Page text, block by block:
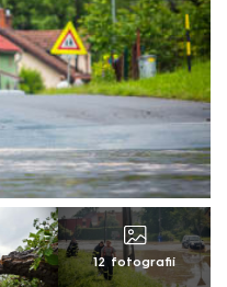
12 fotografií